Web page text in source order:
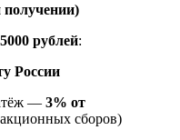
рублей:
России
— 3% от
сборов)